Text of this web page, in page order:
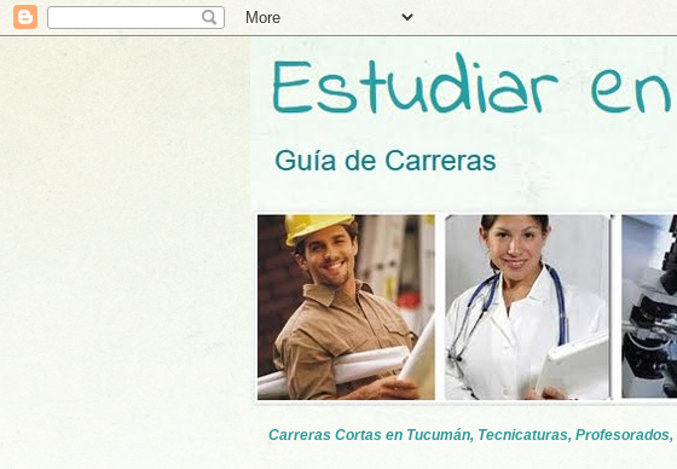
Carreras Cortas en Tucumán, Tecnicaturas,